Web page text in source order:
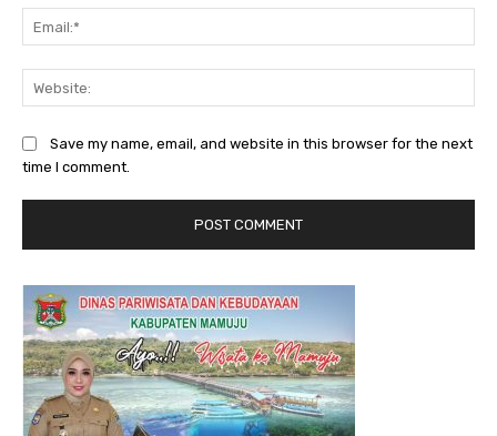
Save my name, email, and website in this browser for the next
time I comment.